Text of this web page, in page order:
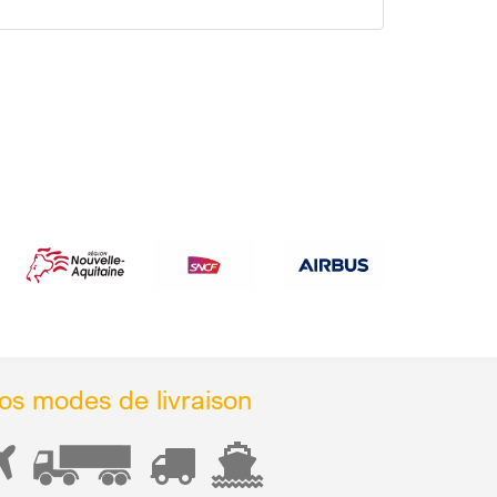
modes de livraison